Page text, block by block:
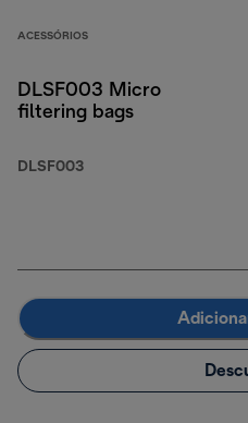
ACESSÓRIOS
DLSF003 Micro
filtering bags
DLSF003